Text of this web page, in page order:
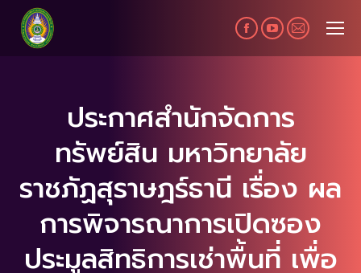
Facebook
page
new
window
YouTube
page
new
window
Mail
page
window
ประกาศสำนักจัดการ
ทรัพย์สิน มหาวิทยาลัย
ราชภัฏสุราษฎร์ธานี เรื่อง ผล
การพิจารณาการเปิดซอง
ประมูลสิทธิการเช่าพื้นที่ เพื่อ